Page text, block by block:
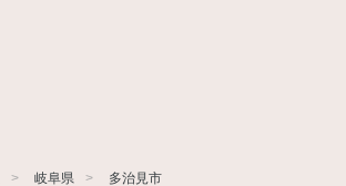
岐阜県 多治見市